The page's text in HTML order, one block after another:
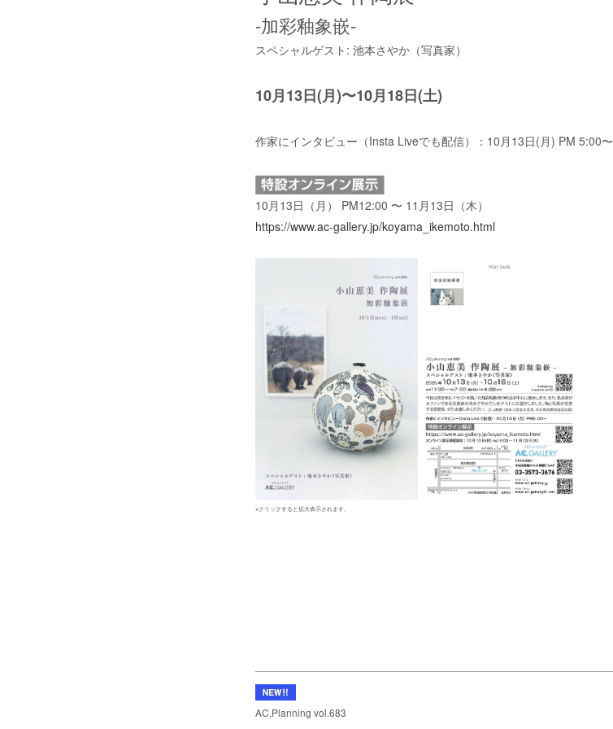
-加彩釉象嵌-
スペシャルゲスト: 池本さやか（写真家）
10月13日(月)〜10月18日(土)
作家にインタビュー（Insta Liveでも配信）：10月13日(月) PM 5:00〜
10月13日（月） PM12:00 〜 11月13日（木）
https://www.ac-gallery.jp/koyama_ikemoto.html
※クリックすると拡大表示されます。
AC,Planning vol.683